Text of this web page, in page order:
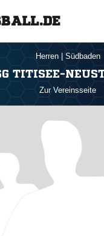
Herren Südbaden
TITISEE-
Zur Vereinsseite